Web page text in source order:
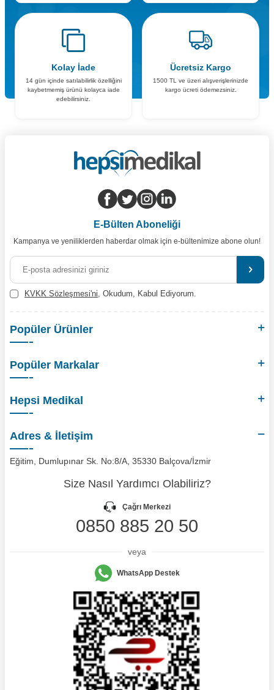
Kolay İade
14 gün içinde satılabilirlik özelliğini
kaybetmemiş ürünü kolayca iade
edebilirsiniz.
Ücretsiz Kargo
1500 TL ve üzeri alışverişlerinizde
kargo ücreti ödemezsiniz.
E-Bülten Aboneliği
Kampanya ve yeniliklerden haberdar olmak için e-bültenimize abone olun!
KVKK Sözleşmesi'ni , Okudum, Kabul Ediyorum.
Popüler Ürünler
Popüler Markalar
Hepsi Medikal
Adres & İletişim
Eğitim, Dumlupınar Sk. No:8/A, 35330 Balçova/İzmir
Size Nasıl Yardımcı Olabiliriz?
Çağrı Merkezi
0850 885 20 50
veya
WhatsApp Destek